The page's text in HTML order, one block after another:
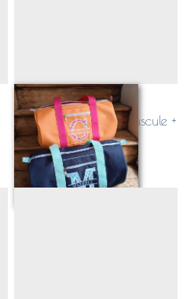
Sac polochon
personnalisable (majuscule +
prénom)
À partir de 79€